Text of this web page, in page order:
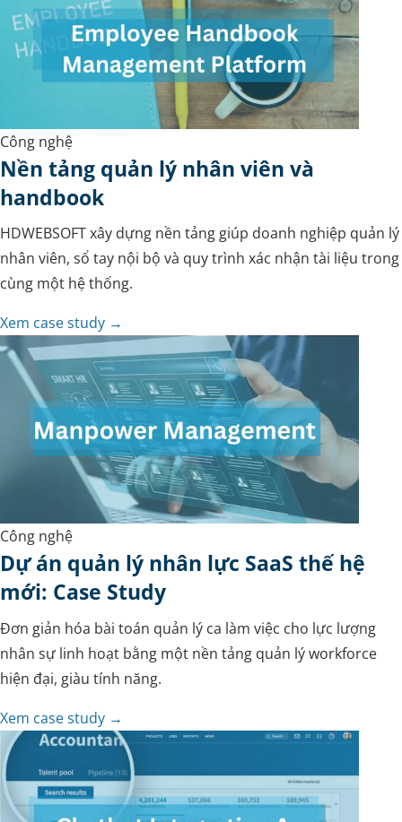
Công nghệ
Nền tảng quản lý nhân viên và
handbook
HDWEBSOFT xây dựng nền tảng giúp doanh nghiệp quản lý
nhân viên, sổ tay nội bộ và quy trình xác nhận tài liệu trong
cùng một hệ thống.
Xem case study →
Công nghệ
Dự án quản lý nhân lực SaaS thế hệ
mới: Case Study
Đơn giản hóa bài toán quản lý ca làm việc cho lực lượng
nhân sự linh hoạt bằng một nền tảng quản lý workforce
hiện đại, giàu tính năng.
Xem case study →